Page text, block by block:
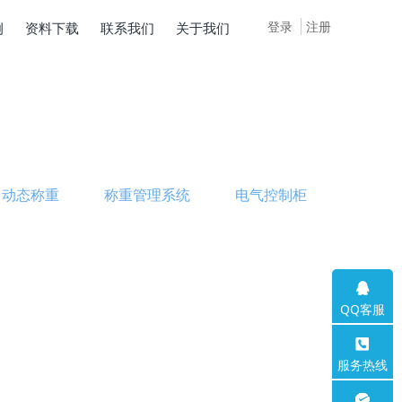
登录 注册
资料下载 联系我们 关于我们
动态称重 称重管理系统 电气控制柜
QQ客服
服务热线